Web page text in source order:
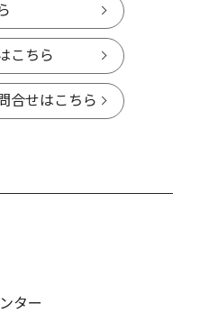
こちら
合せはこちら
ター